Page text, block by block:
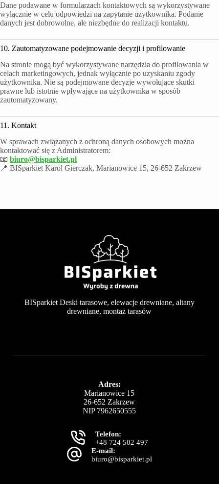
Dane podawane w formularzach kontaktowych są wykorzystywane
wyłącznie w celu odpowiedzi na zapytanie użytkownika. Podanie
danych jest dobrowolne, ale niezbędne do realizacji kontaktu.
10. Zautomatyzowane podejmowanie decyzji i profilowanie
Na stronie mogą być wykorzystywane narzędzia do profilowania w
celach marketingowych, jednak wyłącznie po uzyskaniu zgody
użytkownika. Nie są podejmowane decyzje wywołujące skutki
prawne lub istotnie wpływające na użytkownika w sposób
zautomatyzowany.
11. Kontakt
W sprawach związanych z ochroną danych osobowych można
kontaktować się z Administratorem:
📧 biuro@bisparkiet.pl
📍 BISparkiet Karol Gierczak, Marianowice 15, 26-652 Zakrzew
BISparkiet Deski tarasowe, elewacje drewniane, altany
drewniane, montaż tarasów
Adres:
Marianowice 15
26-652 Zakrzew
NIP 7962650555
Telefon:
+48 724 502 497
E-mail:
biuro@bisparkiet.pl